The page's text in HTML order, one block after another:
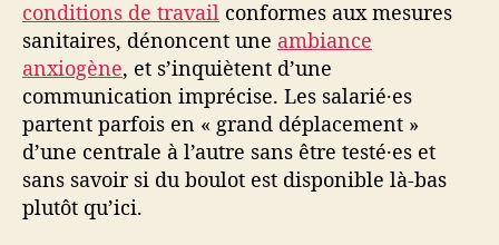
conditions de travail conformes aux mesures
sanitaires, dénoncent une ambiance
anxiogène, et s’inquiètent d’une
communication imprécise. Les salarié·es
partent parfois en « grand déplacement »
d’une centrale à l’autre sans être testé·es et
sans savoir si du boulot est disponible là-bas
plutôt qu’ici.